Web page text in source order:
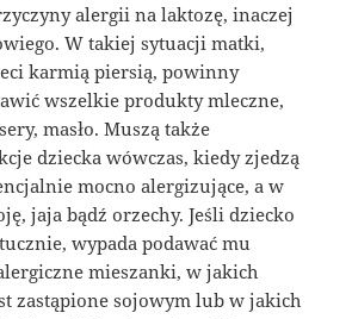
alergii na laktozę, inaczej
W takiej sytuacji matki,
karmią piersią, powinny
wszelkie produkty mleczne,
masło. Muszą także
dziecka wówczas, kiedy zjedzą
mocno alergizujące, a w
jaja bądź orzechy. Jeśli dziecko
wypada podawać mu
mieszanki, w jakich
zastąpione sojowym lub w jakich